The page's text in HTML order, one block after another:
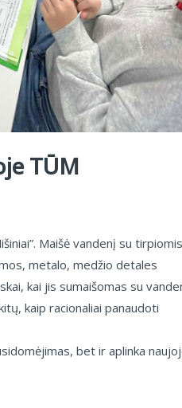
TŪM
Maišė vandenį su
metalo, medžio detales
kai jis sumaišomas su
kaip racionaliai panaudoti
bet ir aplinka